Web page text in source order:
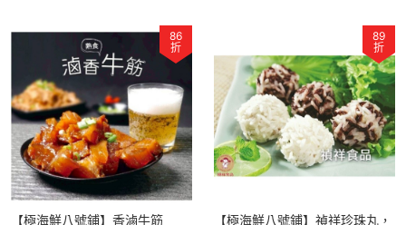
86
折
【極海鮮八號鋪】香滷牛筋
89
折
【極海鮮八號鋪】禎祥珍珠丸，